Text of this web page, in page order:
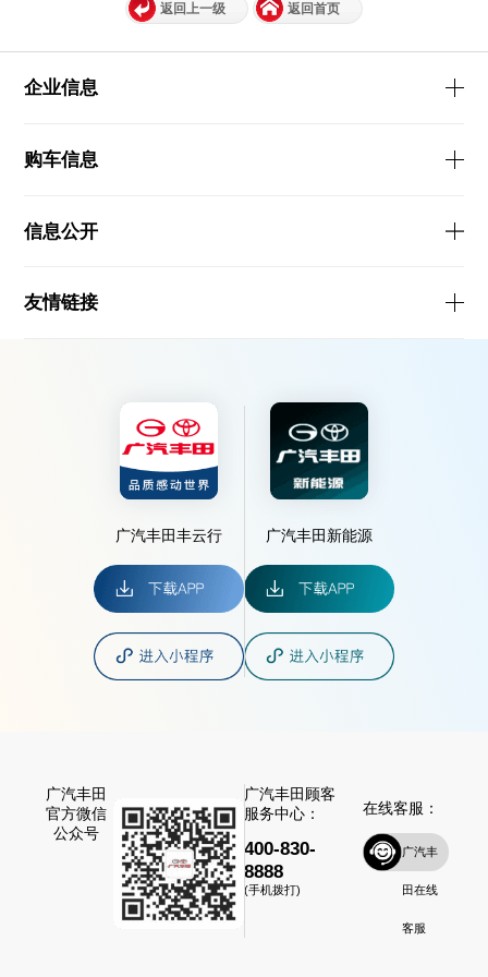
返回上一级 返回首页
企业信息
购车信息
信息公开
友情链接
广汽丰田丰云行 广汽丰田新能源
广汽丰田
官方微信
公众号
广汽丰田顾客
服务中心：
400-830-
8888
(手机拨打)
在线客服：
广汽丰
田在线
客服